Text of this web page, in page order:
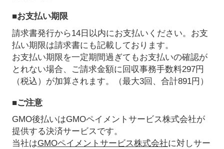
■お支払い期限
請求書発行から14日以内にお支払いください。お支
払い期限は請求書にも記載しております。
お支払い期限を一定期間過ぎてもお支払いの確認が
とれない場合、ご請求金額に回収事務手数料297円
（税込）が加算されます。（最大3回、合計891円）
■ご注意
GMO後払いはGMOペイメントサービス株式会社が
提供する決済サービスです。
当社はGMOペイメントサービス株式会社に対しサー